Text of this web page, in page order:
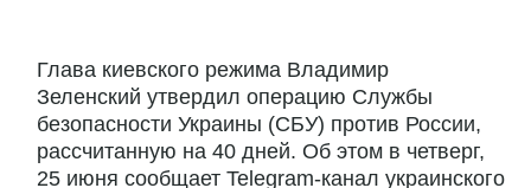
Глава киевского режима Владимир
Зеленский утвердил операцию Службы
безопасности Украины (СБУ) против России,
рассчитанную на 40 дней. Об этом в четверг,
25 июня сообщает Telegram-канал украинского